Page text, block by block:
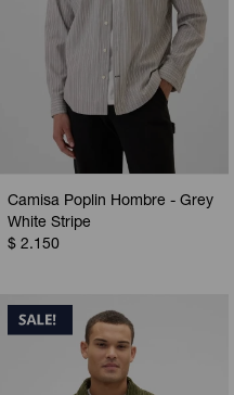
Camisa Poplin Hombre - Grey
White Stripe
$ 2.150